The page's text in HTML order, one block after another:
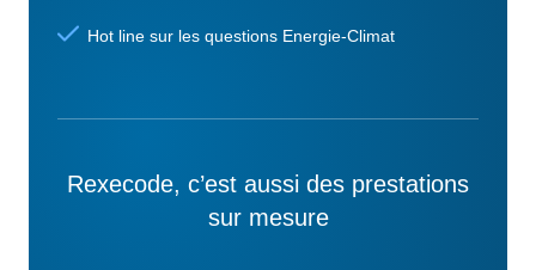
Hot line sur les questions Energie-Climat
Rexecode, c’est aussi des prestations
sur mesure